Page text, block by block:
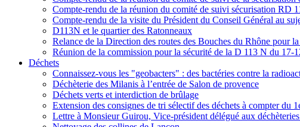
Compte-rendu de la réunion du comité de suivi sécurisation RD
Compte-rendu de la visite du Président du Conseil Général au
D113N et le quartier des Ratonneaux
Relance de la Direction des routes des Bouches du Rhône pour
Réunion de la commission pour la sécurité de la D 113 N du 17-
Déchets
Connaissez-vous les "geobacters" : des bactéries contre la
Déchèterie des Milanis à l’entrée de Salon de provence
Déchets verts et interdiction de brûlage
Extension des consignes de tri sélectif des déchets à compter du
Lettre à Monsieur Guirou, Vice-président délégué aux